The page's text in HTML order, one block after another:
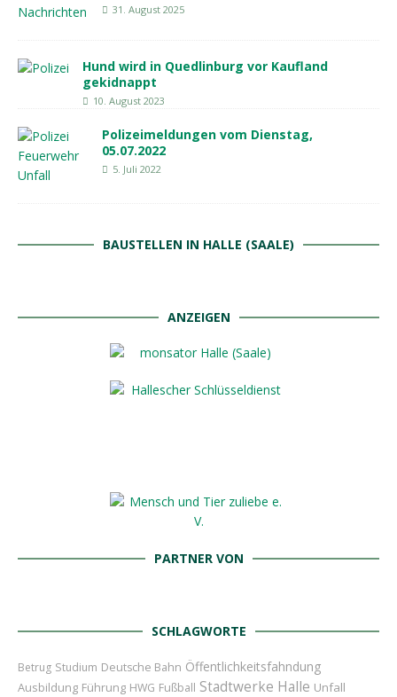
31. August 2025
Hund wird in Quedlinburg vor Kaufland
gekidnappt
10. August 2023
Polizeimeldungen vom Dienstag,
05.07.2022
5. Juli 2022
BAUSTELLEN IN HALLE (SAALE)
ANZEIGEN
PARTNER VON
SCHLAGWORTE
Betrug Studium Deutsche Bahn Öffentlichkeitsfahndung
Ausbildung Führung HWG Fußball Stadtwerke Halle Unfall